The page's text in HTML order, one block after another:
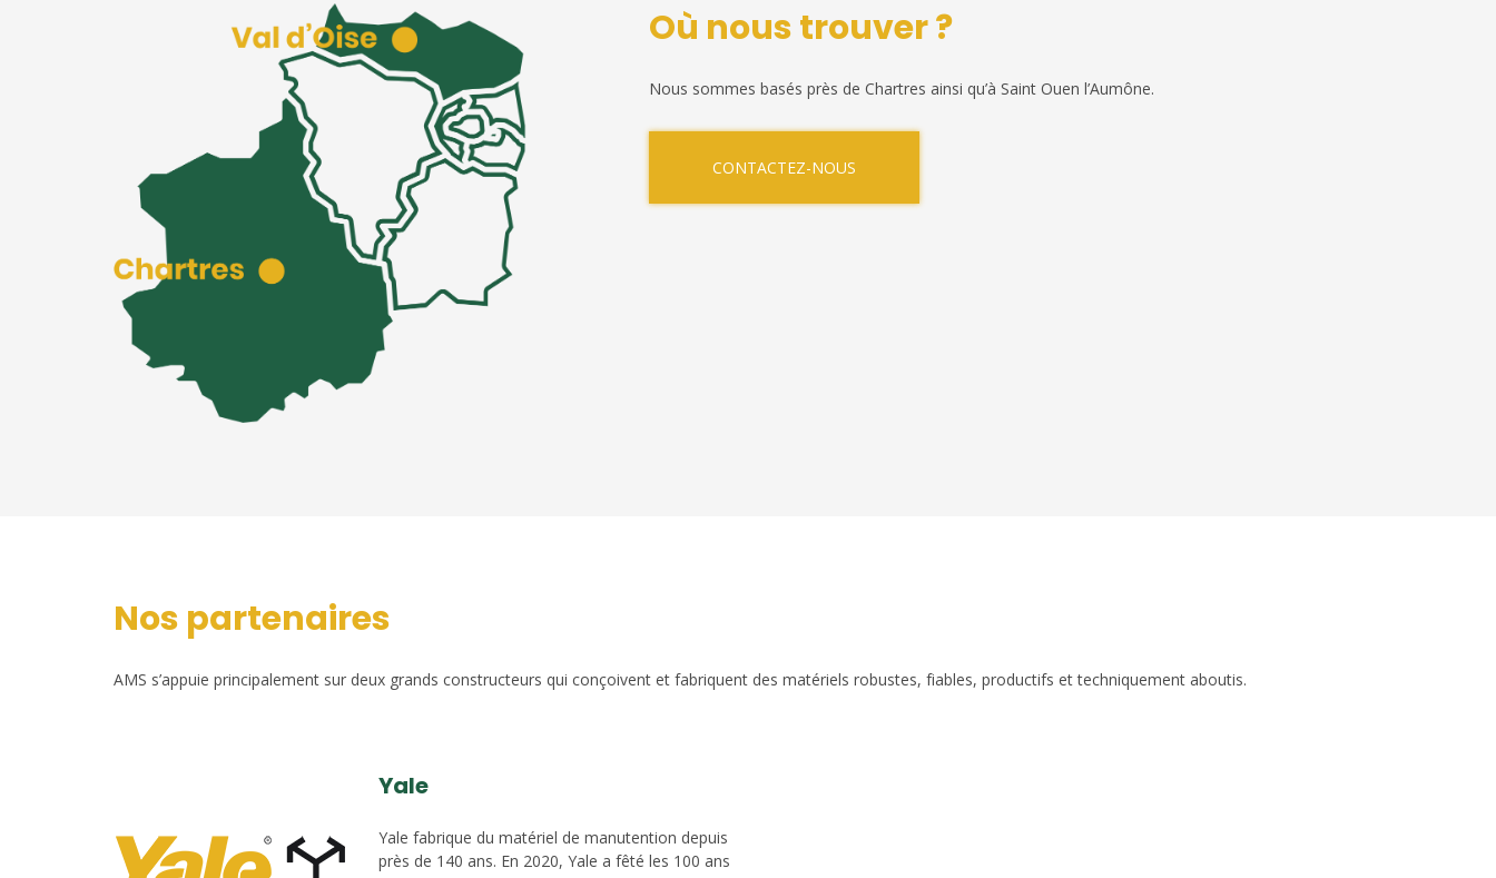
Où nous trouver ?
Nous sommes basés près de Chartres ainsi qu’à Saint Ouen l’Aumône.
CONTACTEZ-NOUS
Nos partenaires
AMS s’appuie principalement sur deux grands constructeurs qui conçoivent et fabriquent des matériels robustes, fiables, productifs et techniquement aboutis.
Yale
Yale fabrique du matériel de manutention depuis
près de 140 ans. En 2020, Yale a fêté les 100 ans